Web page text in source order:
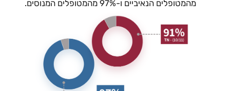
מהמטופלים הנאיביים ו-97% מהמטופלים המנוסים.